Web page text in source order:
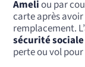
Ameliou par
carte après
remplacement.
sécurité sociale
perte ou vol